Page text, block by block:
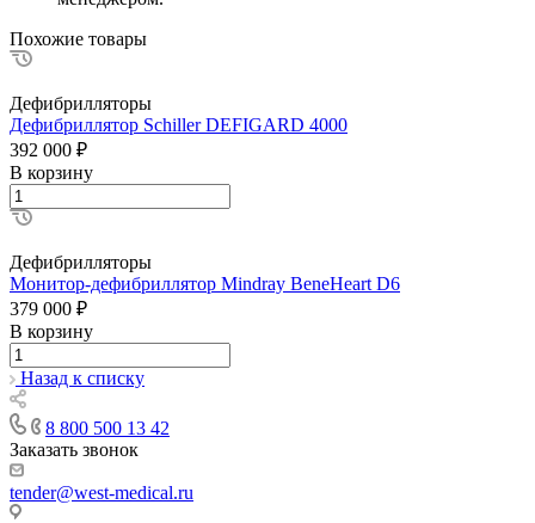
Похожие товары
Дефибрилляторы
Дефибриллятор Schiller DEFIGARD 4000
392 000 ₽
В корзину
Дефибрилляторы
Монитор-дефибриллятор Mindray BeneHeart D6
379 000 ₽
В корзину
Назад к списку
8 800 500 13 42
Заказать звонок
tender@west-medical.ru